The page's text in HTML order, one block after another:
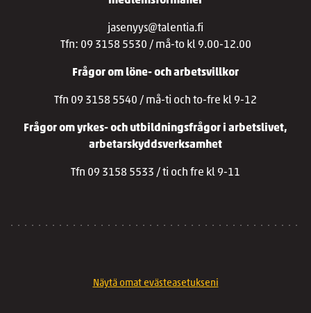
jasenyys@talentia.fi
Tfn: 09 3158 5530 / må-to kl 9.00-12.00
Frågor om löne- och arbetsvillkor
Tfn 09 3158 5540 / må-ti och to-fre kl 9-12
Frågor om yrkes- och utbildningsfrågor i arbetslivet,
arbetarskyddsverksamhet
Tfn 09 3158 5533 / ti och fre kl 9-11
Näytä omat evästeasetukseni